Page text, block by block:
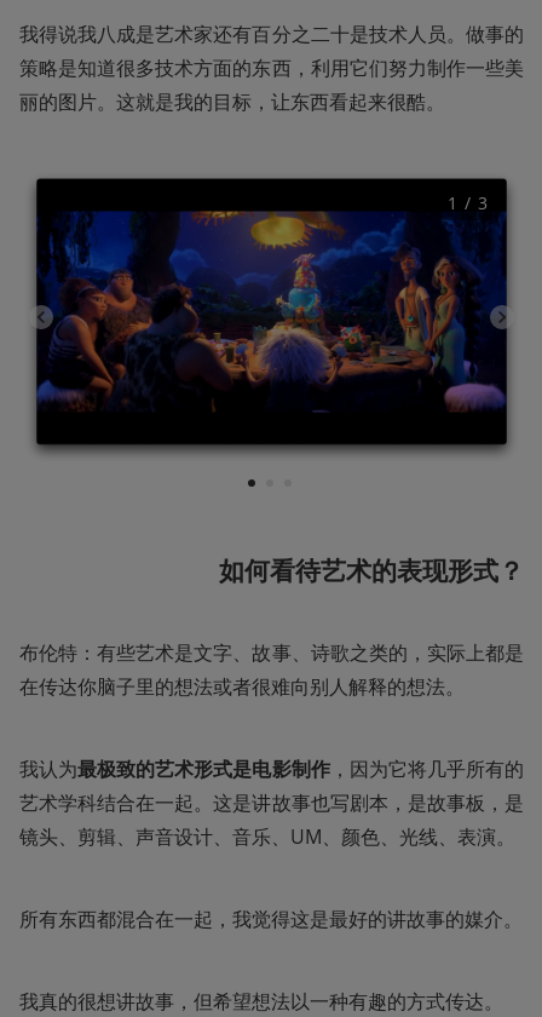
我得说我八成是艺术家还有百分之二十是技术人员。做事的
策略是知道很多技术方面的东西，利用它们努力制作一些美
丽的图片。这就是我的目标，让东西看起来很酷。
1
1 / 3
如何看待艺术的表现形式？
布伦特：有些艺术是文字、故事、诗歌之类的，实际上都是
在传达你脑子里的想法或者很难向别人解释的想法。
我认为最极致的艺术形式是电影制作，因为它将几乎所有的
艺术学科结合在一起。这是讲故事也写剧本，是故事板，是
镜头、剪辑、声音设计、音乐、UM、颜色、光线、表演。
所有东西都混合在一起，我觉得这是最好的讲故事的媒介。
我真的很想讲故事，但希望想法以一种有趣的方式传达。